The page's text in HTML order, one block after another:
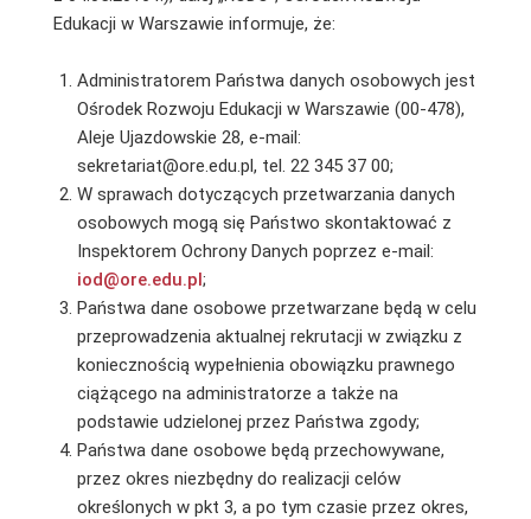
Edukacji w Warszawie informuje, że:
Administratorem Państwa danych osobowych jest
Ośrodek Rozwoju Edukacji w Warszawie (00-478),
Aleje Ujazdowskie 28, e-mail:
sekretariat@ore.edu.pl, tel. 22 345 37 00;
W sprawach dotyczących przetwarzania danych
osobowych mogą się Państwo skontaktować z
Inspektorem Ochrony Danych poprzez e-mail:
iod@ore.edu.pl;
Państwa dane osobowe przetwarzane będą w celu
przeprowadzenia aktualnej rekrutacji w związku z
koniecznością wypełnienia obowiązku prawnego
ciążącego na administratorze a także na
podstawie udzielonej przez Państwa zgody;
Państwa dane osobowe będą przechowywane,
przez okres niezbędny do realizacji celów
określonych w pkt 3, a po tym czasie przez okres,